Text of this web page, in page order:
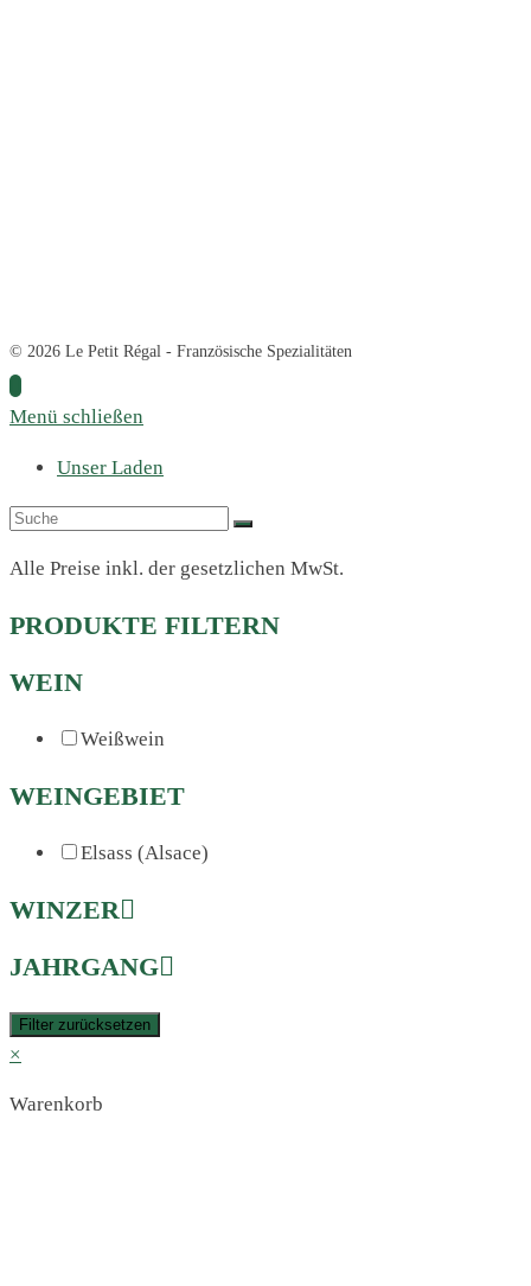
© 2026 Le Petit Régal - Französische Spezialitäten
Menü schließen
Unser Laden
Alle Preise inkl. der gesetzlichen MwSt.
PRODUKTE FILTERN
WEIN
Weißwein
WEINGEBIET
Elsass (Alsace)
WINZER
JAHRGANG
Filter zurücksetzen
×
Warenkorb